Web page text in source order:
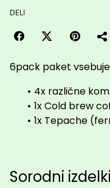
DELI
6pack paket
4x različne
1x Cold brew
1x Tepache
Sorodni izdelki